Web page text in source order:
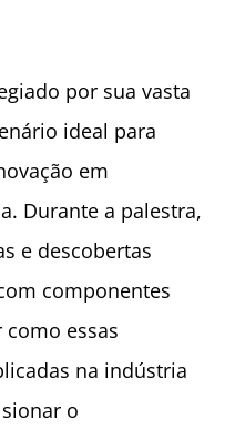
por sua vasta
ideal para
em
Durante a palestra,
e descobertas
componentes
como essas
na indústria
o